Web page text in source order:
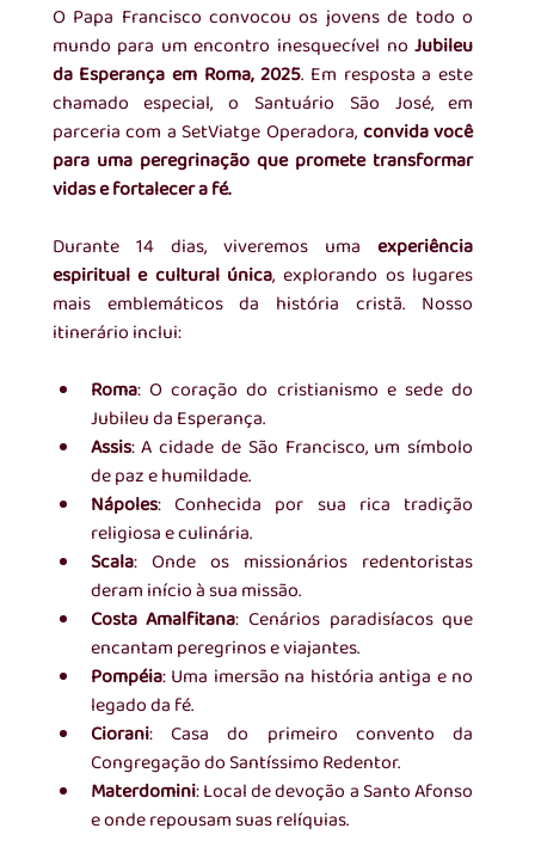
O Papa Francisco convocou os jovens de todo o
mundo para um encontro inesquecível no Jubileu
da Esperança em Roma, 2025. Em resposta a este
chamado especial, o Santuário São José, em
parceria com a SetViatge Operadora, convida você
para uma peregrinação que promete transformar
vidas e fortalecer a fé.
Durante 14 dias, viveremos uma experiência
espiritual e cultural única, explorando os lugares
mais emblemáticos da história cristã. Nosso
itinerário inclui:
Roma: O coração do cristianismo e sede do
Jubileu da Esperança.
Assis: A cidade de São Francisco, um símbolo
de paz e humildade.
Nápoles: Conhecida por sua rica tradição
religiosa e culinária.
Scala: Onde os missionários redentoristas
deram início à sua missão.
Costa Amalfitana: Cenários paradisíacos que
encantam peregrinos e viajantes.
Pompéia: Uma imersão na história antiga e no
legado da fé.
Ciorani: Casa do primeiro convento da
Congregação do Santíssimo Redentor.
Materdomini: Local de devoção a Santo Afonso
e onde repousam suas relíquias.